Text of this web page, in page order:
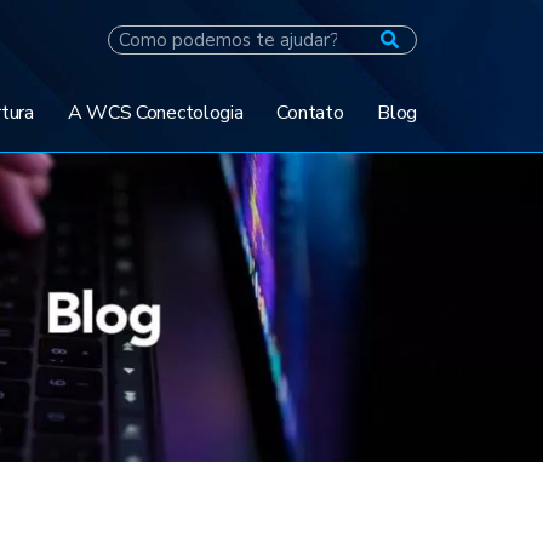
A WCS Conectologia Contato Blog